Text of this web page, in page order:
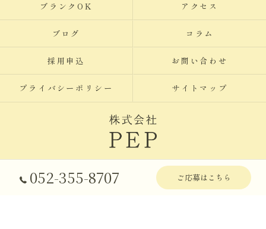
052-355-8707 ご応募はこちら
ブランクOK アクセス
ブログ コラム
採用申込 お問い合わせ
プライバシーポリシー サイトマップ
© 2026 愛知県名古屋で訪問介護の求人なら株式会社PEP ALL RIGHTS
RESERVED.